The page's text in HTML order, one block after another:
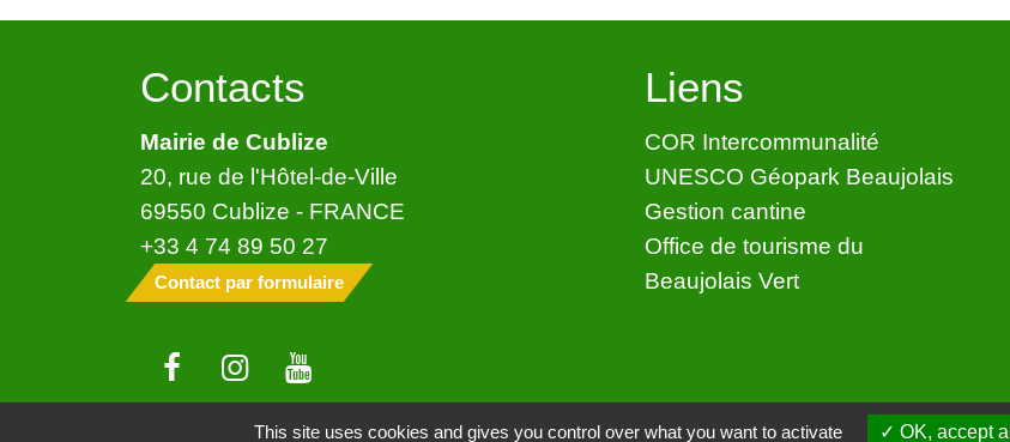
Contacts
Mairie de Cublize
20, rue de l'Hôtel-de-Ville
69550 Cublize - FRANCE
+33 4 74 89 50 27
Contact par formulaire
Liens
COR Intercommunalité
UNESCO Géopark Beaujolais
Gestion cantine
Office de tourisme du
Beaujolais Vert
This site uses cookies and gives you control over what you want to activate OK, accept all